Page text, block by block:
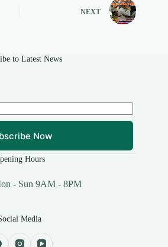
NEXT
to Latest News
Now
Hours
- Sun 9AM - 8PM
Media